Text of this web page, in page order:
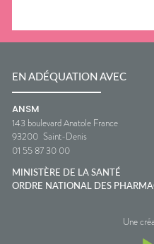
EN ADÉQUATION AVEC
ANSM
143 boulevard Anatole France
93200 Saint-Denis
01 55 87 30 00
MINISTÈRE DE LA SANTÉ
ORDRE NATIONAL DES
Une